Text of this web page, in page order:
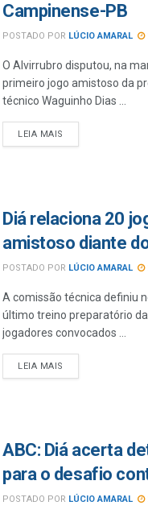
Campinense-PB
POSTADO POR LÚCIO AMARAL
O Alvirrubro disputou, na
primeiro jogo amistoso da
técnico Waguinho Dias ...
LEIA MAIS
Diá relaciona 20
amistoso diante
POSTADO POR LÚCIO AMARAL
A comissão técnica definiu
último treino preparatório
jogadores convocados ...
LEIA MAIS
ABC: Diá acerta
para o desafio
POSTADO POR LÚCIO AMARAL